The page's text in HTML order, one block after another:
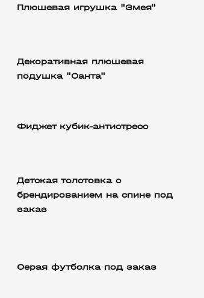
Плюшевая игрушка "Змея"
Декоративная плюшевая
подушка "Санта"
Фиджет кубик-антистресс
Детская толстовка с
брендированием на спине под
заказ
Серая футболка под заказ